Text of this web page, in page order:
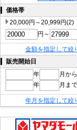
価格帯
20,000円～20,999円(2)
円～
金額を指定して絞
販売開始日
年
月から
年
月まで
年月を指定して絞